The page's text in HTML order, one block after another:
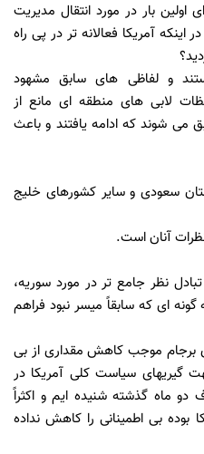
اولین بار در مورد انتقال مدیریت
آمریکا فعالانه تر در پی راه
و لفاظی های سابق مشهود
لابی های منطقه ای مانع از
شوند که ادامه یافتند و باعث
سعودی و سایر کشورهای خلیج
آنان است.
نظر جامع تر در مورد سوریه،
گونه ای که سابقاً میسر نبود فراهم
برجام موجب کاهش مقداری از بی
گیریهای سیاست کلی آمریکا در
ماه گذشته شنیده ایم و اکثراً
بی اطمینانی را کاهش نداده